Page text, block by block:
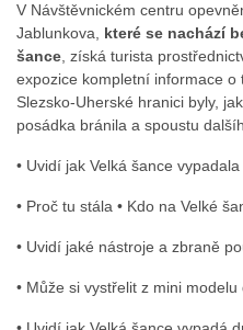
V Návštěvnickém centru
Jablunkova, které se nachází
šance , získá turista
expozice kompletní informace o
Slezsko-Uherské hranici byly,
posádka bránila a spoustu
• Uvidí jak Velká šance
• Proč tu stála • Kdo na Velké
• Uvidí jaké nástroje a zbraně
• Může si vystřelit z mini modelu